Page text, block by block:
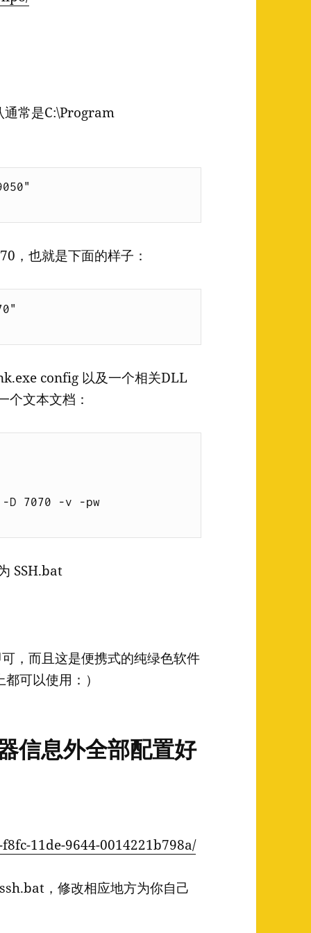
常是C:\Program
，也就是下面的样子：
config 以及一个相关DLL
文本文档：
7070 -v -pw
SSH.bat
，而且这是便携式的纯绿色软件
可以使用：）
信息外全部配置好
11de-9644-0014221b798a/
，修改相应地方为你自己